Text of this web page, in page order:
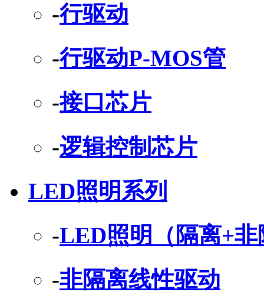
-行驱动
-行驱动P-MOS管
-接口芯片
-逻辑控制芯片
LED照明系列
-LED照明（隔离+非
-非隔离线性驱动